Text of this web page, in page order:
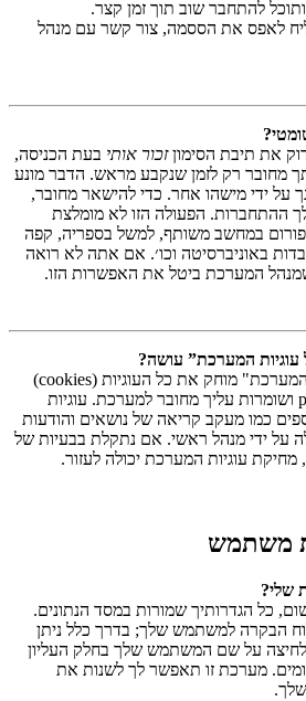
להתחבר שוב תוך זמן קצר.
לאפס את הססמה, צור קשר עם מנהל
את תיבת הסימוןזכור אותי בעת הכניסה,
מחובר רק לזמן שנקבע מראש. הדבר מונע
על ידי מישהו אחר. כדי להישאר מחובר,
ההתחברות. הפעולה הזו לא מומלצת
במחשב משותף, למשל בספריה, קפה
באוניברסיטה וכו׳. אם אתה לא רואה
המערכת ביטל את האפשרות הזו.
המערכת” עושה?
"מחק את כל עוגיות המערכת" מוחק את כל העוגיות (cookies)
שנוצרו על ידי phpBB ושומרות עליך מחובר למערכת. עוגיות
כמו מעקב קריאה של נושאים והודעות
על ידי מנהל ראשי. אם נתקלת בבעיות של
עוגיות המערכת יכולה לעזור.
משתמש
שלי?
כל הגדרותיך שמורות במסד הנתונים.
הבקרה למשתמש שלך; בדרך כלל ניתן
לחיצה על שם המשתמש שלך בחלק העליון
מערכת זו תאפשר לך לשנות את